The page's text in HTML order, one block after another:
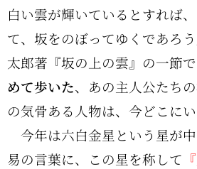
白い雲が輝いているとすれば
て、坂をのぼってゆくであろ
太郎著『坂の上の雲』の一節で
めて歩いた、あの主人公たち
の気骨ある人物は、今どこに
今年は六白金星という星が中
易の言葉に、この星を称して